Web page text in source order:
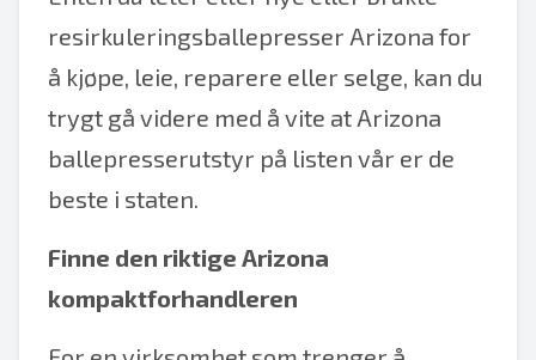
resirkuleringsballepresser Arizona for
å kjøpe, leie, reparere eller selge, kan du
trygt gå videre med å vite at Arizona
ballepresserutstyr på listen vår er de
beste i staten.
Finne den riktige Arizona
kompaktforhandleren